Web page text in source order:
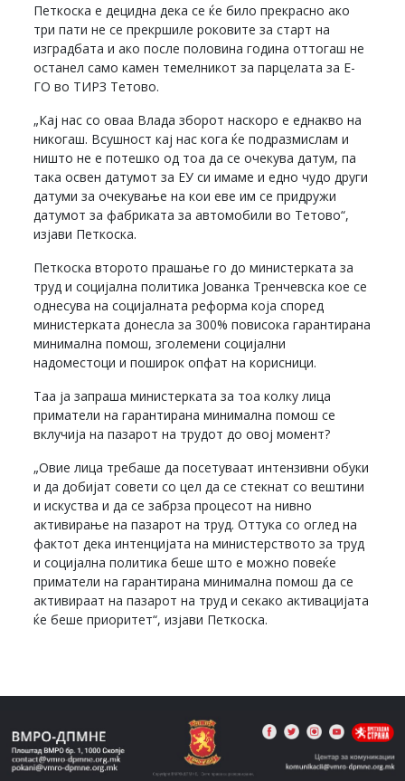
Петкоска е децидна дека се ќе било прекрасно ако
три пати не се прекршиле роковите за старт на
изградбата и ако после половина година оттогаш не
останел само камен темелникот за парцелата за Е-
ГО во ТИРЗ Тетово.
„Кај нас со оваа Влада зборот наскоро е еднакво на
никогаш. Всушност кај нас кога ќе подразмислам и
ништо не е потешко од тоа да се очекува датум, па
така освен датумот за ЕУ си имаме и едно чудо други
датуми за очекување на кои еве им се придружи
датумот за фабриката за автомобили во Тетово“,
изјави Петкоска.
Петкоска второто прашање го до министерката за
труд и социјална политика Јованка Тренчевска кое се
однесува на социјалната реформа која според
министерката донесла за 300% повисока гарантирана
минимална помош, зголемени социјални
надоместоци и поширок опфат на корисници.
Таа ја запраша министерката за тоа колку лица
приматели на гарантирана минимална помош се
вклучија на пазарот на трудот до овој момент?
„Овие лица требаше да посетуваат интензивни обуки
и да добијат совети со цел да се стекнат со вештини
и искуства и да се забрза процесот на нивно
активирање на пазарот на труд. Оттука со оглед на
фактот дека интенцијата на министерството за труд
и социјална политика беше што е можно повеќе
приматели на гарантирана минимална помош да се
активираат на пазарот на труд и секако активацијата
ќе беше приоритет“, изјави Петкоска.